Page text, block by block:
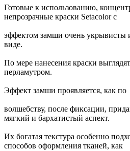
Готовые к использованию,
непрозрачные краски Setacolor с
эффектом замши очень укрывисты
виде.
По мере нанесения краски
перламутром.
Эффект замши проявляется, как по
волшебству, после фиксации,
мягкий и бархатистый аспект.
Их богатая текстура особенно
способов оформления тканей, как